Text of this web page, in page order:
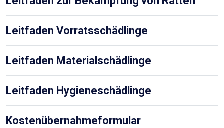
Leitfaden Vorratsschädlinge
Leitfaden Materialschädlinge
Leitfaden Hygieneschädlinge
Kostenübernahmeformular